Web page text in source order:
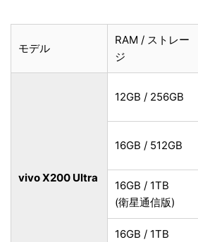
モデル
RAM / ストレー
ジ
vivo X200 Ultra
12GB / 256GB
16GB / 512GB
16GB / 1TB
(衛星通信版)
16GB / 1TB